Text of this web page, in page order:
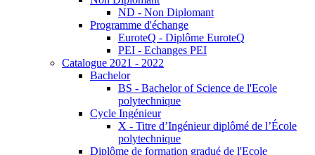
ND - Non Diplomant
Programme d'échange
EuroteQ - Diplôme EuroteQ
PEI - Echanges PEI
Catalogue 2021 - 2022
Bachelor
BS - Bachelor of Science de l'Ecole
polytechnique
Cycle Ingénieur
X - Titre d’Ingénieur diplômé de l’École
polytechnique
Diplôme de formation gradué de l'Ecole